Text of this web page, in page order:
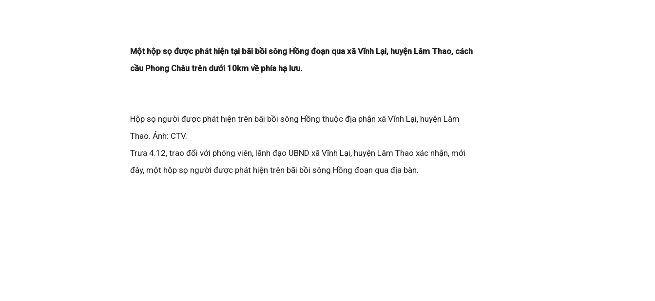
Một hộp sọ được phát hiện tại bãi bồi sông Hồng đoạn qua xã Vĩnh Lại, huyện Lâm Thao, cách
cầu Phong Châu trên dưới 10km về phía hạ lưu.
Hộp sọ người được phát hiện trên bãi bồi sông Hồng thuộc địa phận xã Vĩnh Lại, huyện Lâm
Thao. Ảnh: CTV.
Trưa 4.12, trao đổi với phóng viên, lãnh đạo UBND xã Vĩnh Lại, huyện Lâm Thao xác nhận, mới
đây, một hộp sọ người được phát hiện trên bãi bồi sông Hồng đoạn qua địa bàn.